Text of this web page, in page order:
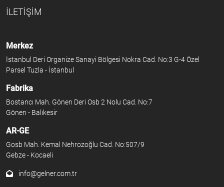
İLETİŞİM
Merkez
İstanbul Deri Organize Sanayi Bölgesi Nokra Cad. No:3 G-4 Özel
Parsel Tuzla - İstanbul
Fabrika
Bostancı Mah. Gönen Deri Osb 2 Nolu Cad. No:7
Gönen - Balıkesir
AR-GE
Gosb Mah. Kemal Nehrozoğlu Cad. No:507/9
Gebze - Kocaeli
info@gelner.com.tr